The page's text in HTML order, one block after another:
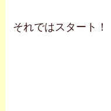
それではスタート！